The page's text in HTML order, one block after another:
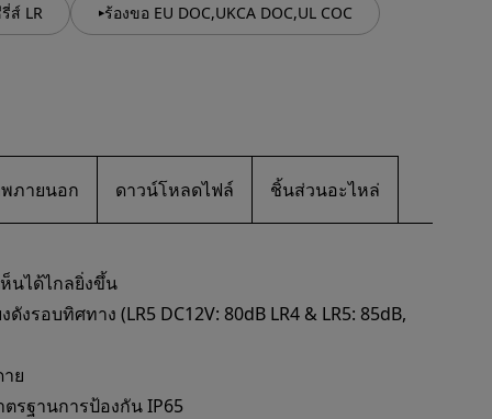
ส์ LR ร้องขอ EU DOC,UKCA DOC,UL COC
ภายนอก ดาวน์โหลดไฟล์ ชิ้นส่วนอะไหล่
นได้ไกลยิ่งขึ้น
อบทิศทาง (LR5 DC12V: 80dB LR4 & LR5: 85dB,
ย
รฐานการป้องกัน IP65